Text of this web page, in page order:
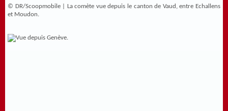
© DR/Scoopmobile | La comète vue depuis le canton de Vaud, entre Echallens
et Moudon.